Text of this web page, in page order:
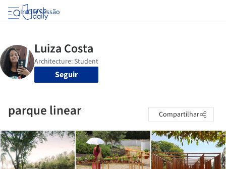
Iniciar sessão
Seguir
parque linear Compartilhar